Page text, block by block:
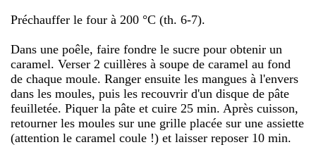
Préchauffer le four à 200 °C (th. 6-7).
Dans une poêle, faire fondre le sucre pour obtenir un
caramel. Verser 2 cuillères à soupe de caramel au fond
de chaque moule. Ranger ensuite les mangues à l'envers
dans les moules, puis les recouvrir d'un disque de pâte
feuilletée. Piquer la pâte et cuire 25 min. Après cuisson,
retourner les moules sur une grille placée sur une assiette
(attention le caramel coule !) et laisser reposer 10 min.